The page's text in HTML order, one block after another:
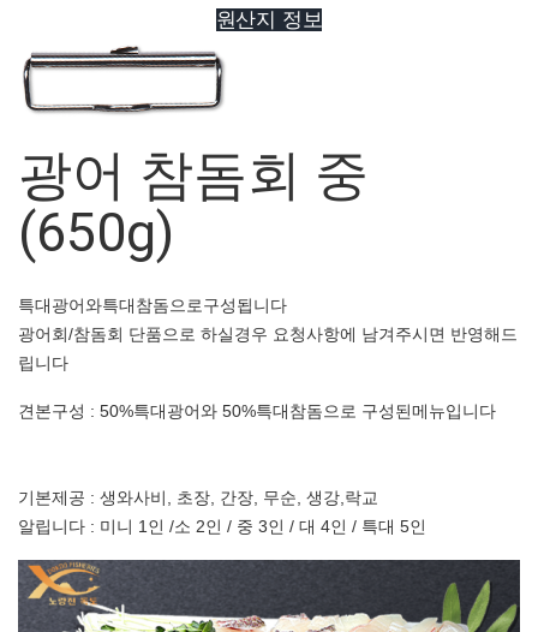
원산지 정보
광어 참돔회 중
(650g)
특대광어와특대참돔으로구성됩니다
광어회/참돔회 단품으로 하실경우 요청사항에 남겨주시면 반영해드
립니다
견본구성 : 50%특대광어와 50%특대참돔으로 구성된메뉴입니다
기본제공 : 생와사비, 초장, 간장, 무순, 생강,락교
알립니다 : 미니 1인 /소 2인 / 중 3인 / 대 4인 / 특대 5인